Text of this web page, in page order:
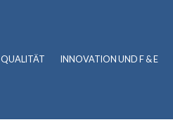
QUALITÄT INNOVATION UND F & E